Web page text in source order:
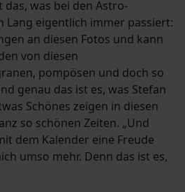
was bei den Astro-
Lang eigentlich immer passiert:
an diesen Fotos und kann
von diesen
pompösen und doch so
genau das ist es, was Stefan
Schönes zeigen in diesen
so schönen Zeiten. „Und
dem Kalender eine Freude
umso mehr. Denn das ist es,